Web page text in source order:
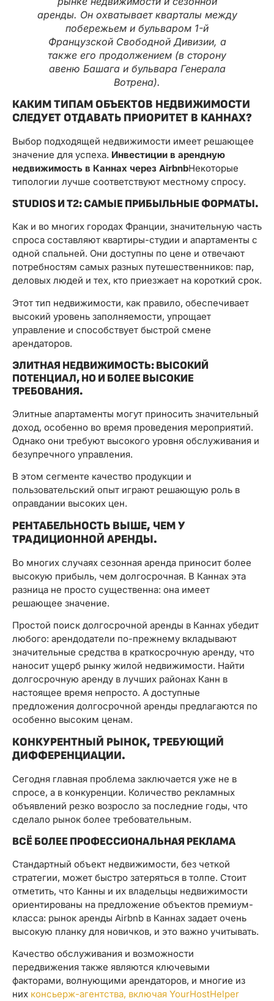
аренды. Он охватывает кварталы между
побережьем и бульваром 1-й
Французской Свободной Дивизии, а
также его продолжением (в сторону
авеню Башага и бульвара Генерала
Вотрена).
КАКИМ ТИПАМ ОБЪЕКТОВ НЕДВИЖИМОСТИ
СЛЕДУЕТ ОТДАВАТЬ ПРИОРИТЕТ В КАННАХ?
Выбор подходящей недвижимости имеет решающее
значение для успеха. Инвестиции в арендную
недвижимость в Каннах через AirbnbНекоторые
типологии лучше соответствуют местному спросу.
STUDIOS И T2: САМЫЕ ПРИБЫЛЬНЫЕ ФОРМАТЫ.
Как и во многих городах Франции, значительную часть
спроса составляют квартиры-студии и апартаменты с
одной спальней. Они доступны по цене и отвечают
потребностям самых разных путешественников: пар,
деловых людей и тех, кто приезжает на короткий срок.
Этот тип недвижимости, как правило, обеспечивает
высокий уровень заполняемости, упрощает
управление и способствует быстрой смене
арендаторов.
ЭЛИТНАЯ НЕДВИЖИМОСТЬ: ВЫСОКИЙ
ПОТЕНЦИАЛ, НО И БОЛЕЕ ВЫСОКИЕ
ТРЕБОВАНИЯ.
Элитные апартаменты могут приносить значительный
доход, особенно во время проведения мероприятий.
Однако они требуют высокого уровня обслуживания и
безупречного управления.
В этом сегменте качество продукции и
пользовательский опыт играют решающую роль в
оправдании высоких цен.
РЕНТАБЕЛЬНОСТЬ ВЫШЕ, ЧЕМ У
ТРАДИЦИОННОЙ АРЕНДЫ.
Во многих случаях сезонная аренда приносит более
высокую прибыль, чем долгосрочная. В Каннах эта
разница не просто существенна: она имеет
решающее значение.
Простой поиск долгосрочной аренды в Каннах убедит
любого: арендодатели по-прежнему вкладывают
значительные средства в краткосрочную аренду, что
наносит ущерб рынку жилой недвижимости. Найти
долгосрочную аренду в лучших районах Канн в
настоящее время непросто. А доступные
предложения долгосрочной аренды предлагаются по
особенно высоким ценам.
КОНКУРЕНТНЫЙ РЫНОК, ТРЕБУЮЩИЙ
ДИФФЕРЕНЦИАЦИИ.
Сегодня главная проблема заключается уже не в
спросе, а в конкуренции. Количество рекламных
объявлений резко возросло за последние годы, что
сделало рынок более требовательным.
ВСЁ БОЛЕЕ ПРОФЕССИОНАЛЬНАЯ РЕКЛАМА
Стандартный объект недвижимости, без четкой
стратегии, может быстро затеряться в толпе. Стоит
отметить, что Канны и их владельцы недвижимости
ориентированы на предложение объектов премиум-
класса: рынок аренды Airbnb в Каннах задает очень
высокую планку для новичков, и это важно учитывать.
Качество обслуживания и возможности
передвижения также являются ключевыми
факторами, волнующими арендаторов, и многие из
них консьерж-агентства, включая YourHostHelper